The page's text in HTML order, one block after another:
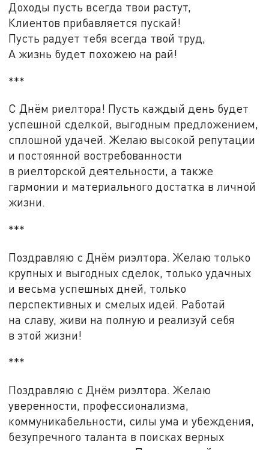
Доходы пусть всегда твои растут,
Клиентов прибавляется пускай!
Пусть радует тебя всегда твой труд,
А жизнь будет похожею на рай!
***
С Днём риелтора! Пусть каждый день будет
успешной сделкой, выгодным предложением,
сплошной удачей. Желаю высокой репутации
и постоянной востребованности
в риелторской деятельности, а также
гармонии и материального достатка в личной
жизни.
***
Поздравляю с Днём риэлтора. Желаю только
крупных и выгодных сделок, только удачных
и весьма успешных дней, только
перспективных и смелых идей. Работай
на славу, живи на полную и реализуй себя
в этой жизни!
***
Поздравляю с Днём риэлтора. Желаю
уверенности, профессионализма,
коммуникабельности, силы ума и убеждения,
безупречного таланта в поисках верных